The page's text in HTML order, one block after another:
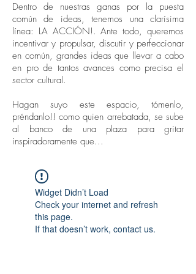
Dentro de nuestras ganas por la puesta
común de ideas, tenemos una clarísima
línea: LA ACCIÓN!. Ante todo, queremos
incentivar y propulsar, discutir y perfeccionar
en común, grandes ideas que llevar a cabo
en pro de tantos avances como precisa el
sector cultural.
Hagan suyo este espacio, tómenlo,
préndanlo!! como quien arrebatada, se sube
al banco de una plaza para gritar
inspiradoramente que...
Widget Didn’t Load
Check your internet and refresh
this page.
If that doesn’t work, contact us.